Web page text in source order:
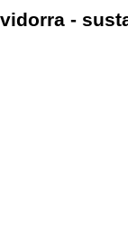
vidorra -